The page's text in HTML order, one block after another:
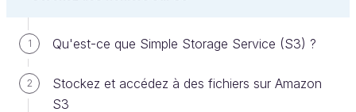
1 Qu'est-ce que Simple Storage Service (S3) ?
2
Stockez et accédez à des fichiers sur Amazon
S3
Ensuite, dans la seconde partie du cours, vous
vous attaquer en troisième partie à l'installation
d’une base de données sur RDS.
Pour finir, dans la dernière partie, vous explorerez le